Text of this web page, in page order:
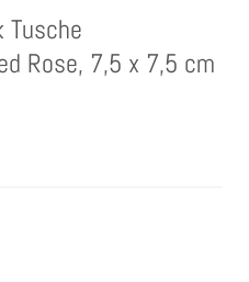
Tusche
Rose, 7,5 x 7,5 cm